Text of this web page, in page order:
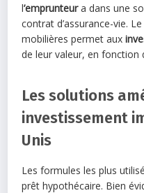
l’emprunteura dans une
contrat d’assurance-vie.
mobilières permet aux
de leur valeur, en fonction
Les solutions
investissement
Unis
Les formules les plus
prêt hypothécaire. Bien